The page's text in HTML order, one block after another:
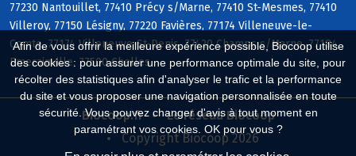
Afin de vous offrir la meilleure expérience possible, Biocoop utilise
des cookies : pour assurer une performance optimale du site, pour
récolter des statistiques afin d'analyser le trafic et la performance
du site et vous proposer une navigation personnalisée en toute
sécurité. Vous pouvez changer d'avis à tout moment en
paramétrant vos cookies. OK pour vous ?
77230 Nantouillet, 77410 Précy s/Marne, 77410 St-Mesmes, 77410
Villeroy, 77150 Lésigny, 77220 Favières, 77174 Villeneuve-le-
Comte, 77174 Villeneuve-St-Denis, 77420 Champs s/Marne, 77184
Emerainville, 77500 Chelles
Biocoop.fr
Le réseau Biocoop
Copyright Biocoop 2026